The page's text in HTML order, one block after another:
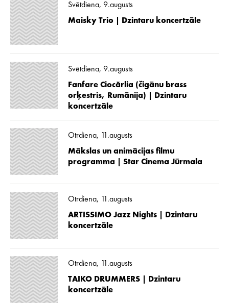
Svētdiena, 9.augusts
Maisky Trio | Dzintaru koncertzāle
Svētdiena, 9.augusts
Fanfare Ciocărlia (čigānu brass
orķestris, Rumānija) | Dzintaru
koncertzāle
Otrdiena, 11.augusts
Mākslas un animācijas filmu
programma | Star Cinema Jūrmala
Otrdiena, 11.augusts
ARTISSIMO Jazz Nights | Dzintaru
koncertzāle
Otrdiena, 11.augusts
TAIKO DRUMMERS | Dzintaru
koncertzāle